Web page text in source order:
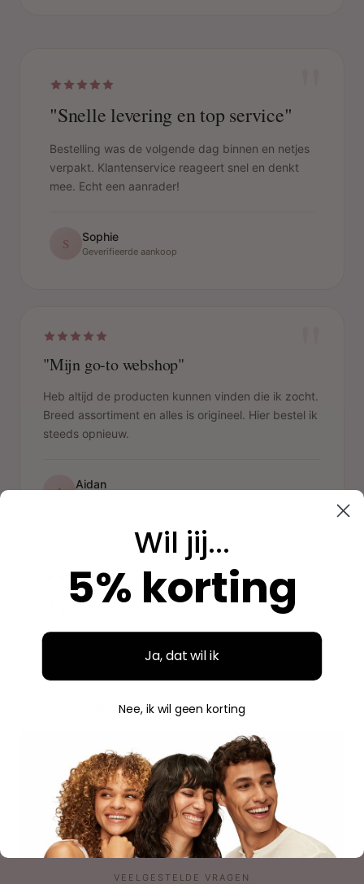
"Snelle levering en top service"
Bestelling was de volgende dag binnen en netjes
verpakt. Klantenservice reageert snel en denkt
mee. Echt een aanrader!
S Sophie
Geverifieerde aankoop
"Mijn go-to webshop"
Heb altijd de producten kunnen vinden die ik zocht.
Breed assortiment en alles is origineel. Hier bestel ik
steeds opnieuw.
A Aidan
"Fijne ervaring"
Duidelijke website, makkelijk bestellen en mooie
verpakking. Volgende keer weer.
Savannah
VEELGESTELDE VRAGEN
Wil jij...
5% korting
Ja, dat wil ik
Nee, ik wil geen korting